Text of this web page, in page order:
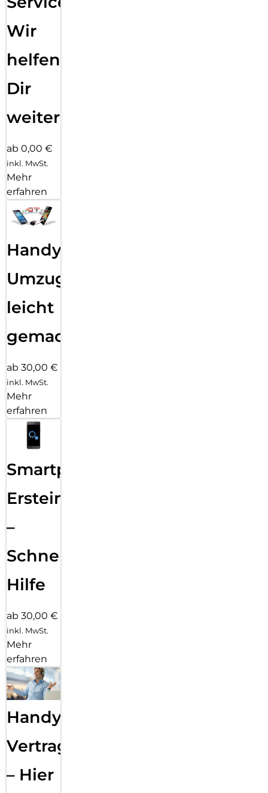
Wir
helfen
Dir
weiter
ab 0,00 €
inkl. MwSt.
Mehr
erfahren
Handy
Umzug
leicht
gemacht!
ab 30,00 €
inkl. MwSt.
Mehr
erfahren
Smartphone
Ersteinrichtung
–
Schnelle
Hilfe
ab 30,00 €
inkl. MwSt.
Mehr
erfahren
Handy
Vertragsabwicklung
– Hier